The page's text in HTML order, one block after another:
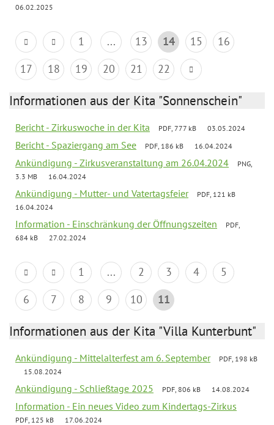
06.02.2025
1 ... 13 14 15
16
17
18 19 20 21 22
Informationen aus der Kita "Sonnenschein"
Bericht - Zirkuswoche in der Kita PDF, 777 kB 03.05.2024
Bericht - Spaziergang am See PDF, 186 kB 16.04.2024
Ankündigung - Zirkusveranstaltung am 26.04.2024
PNG,
3.3 MB
16.04.2024
Ankündigung - Mutter- und Vatertagsfeier
PDF, 121 kB
16.04.2024
Information - Einschränkung der Öffnungszeiten
PDF,
684 kB
27.02.2024
1 ... 2 3 4
5
6
7 8 9 10 11
Informationen aus der Kita "Villa Kunterbunt"
Ankündigung - Mittelalterfest am 6. September
PDF, 198 kB
15.08.2024
Ankündigung - Schließtage 2025 PDF, 806 kB 14.08.2024
Information - Ein neues Video zum Kindertags-Zirkus
PDF, 125 kB 17.06.2024